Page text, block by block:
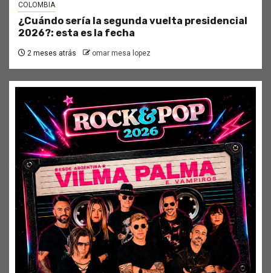
COLOMBIA
¿Cuándo sería la segunda vuelta presidencial
2026?: esta es la fecha
2 meses atrás omar mesa lopez